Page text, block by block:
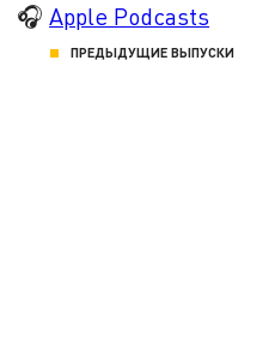
🎧 Apple Podcasts
ПРЕДЫДУЩИЕ ВЫПУСКИ